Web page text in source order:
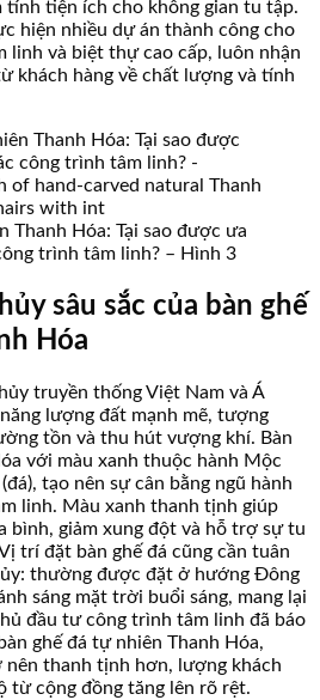
tiện ích cho không gian tu tập.
hiện nhiều dự án thành công cho
linh và biệt thự cao cấp, luôn nhận
khách hàng về chất lượng và tính
Thanh Hóa: Tại sao được ưa
trình tâm linh? – Hình 3
sâu sắc của bàn ghế
Hóa
truyền thống Việt Nam và Á
lượng đất mạnh mẽ, tượng
tồn và thu hút vượng khí. Bàn
với màu xanh thuộc hành Mộc
tạo nên sự cân bằng ngũ hành
linh. Màu xanh thanh tịnh giúp
bình, giảm xung đột và hỗ trợ sự tu
trí đặt bàn ghế đá cũng cần tuân
thường được đặt ở hướng Đông
sáng mặt trời buổi sáng, mang lại
đầu tư công trình tâm linh đã báo
ghế đá tự nhiên Thanh Hóa,
nên thanh tịnh hơn, lượng khách
từ cộng đồng tăng lên rõ rệt.